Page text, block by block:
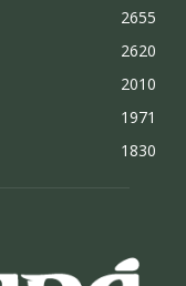
2655
2620
2010
1971
1830